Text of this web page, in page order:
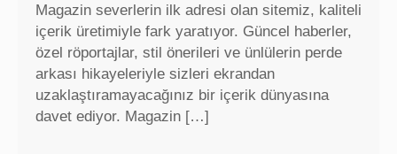
Magazin severlerin ilk adresi olan sitemiz, kaliteli
içerik üretimiyle fark yaratıyor. Güncel haberler,
özel röportajlar, stil önerileri ve ünlülerin perde
arkası hikayeleriyle sizleri ekrandan
uzaklaştıramayacağınız bir içerik dünyasına
davet ediyor. Magazin […]